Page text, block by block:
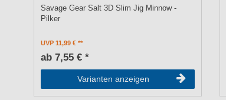
Savage Gear Salt 3D Slim Jig Minnow -
Pilker
UVP 11,99 €
ab 7,55 € *
Varianten anzeigen